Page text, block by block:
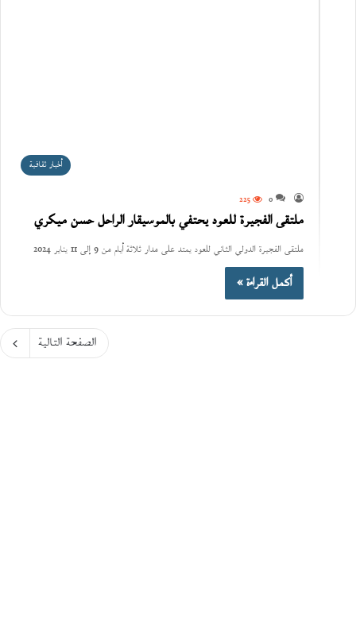
أخبار ثقافية
0
225
ملتقى الفجيرة للعود يحتفي بالموسيقار الراحل حسن ميكري
ملتقى الفجيرة الدولي الثاني للعود يمتد على مدار ثلاثة أيام من 9 إلى 11 يناير 2024
أكمل القراءة »
الصفحة التالية